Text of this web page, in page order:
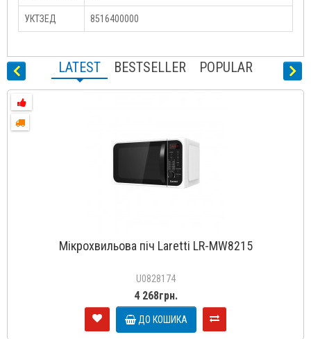
УКТЗЕД 8516400000
LATEST BESTSELLER POPULAR
Мікрохвильова піч Laretti LR-MW8215
U0828174
4 268грн.
ДО КОШИКА